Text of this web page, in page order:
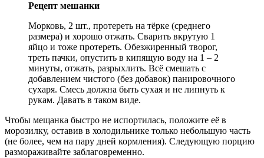
Рецепт мешанки
Морковь, 2 шт., протереть на тёрке (среднего
размера) и хорошо отжать. Сварить вкрутую 1
яйцо и тоже протереть. Обезжиренный творог,
треть пачки, опустить в кипящую воду на 1 – 2
минуты, отжать, разрыхлить. Всё смешать с
добавлением чистого (без добавок) панировочного
сухаря. Смесь должна быть сухая и не липнуть к
рукам. Давать в таком виде.
Чтобы мещанка быстро не испортилась, положите её в
морозилку, оставив в холодильнике только небольшую часть
(не более, чем на пару дней кормления). Следующую порцию
размораживайте заблаговременно.